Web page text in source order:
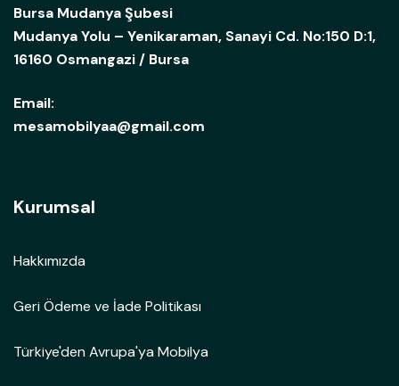
Bursa Mudanya Şubesi
Mudanya Yolu – Yenikaraman, Sanayi Cd. No:150 D:1,
16160 Osmangazi / Bursa
Email:
mesamobilyaa@gmail.com
Kurumsal
Hakkımızda
Geri Ödeme ve İade Politikası
Türkiye'den Avrupa'ya Mobilya